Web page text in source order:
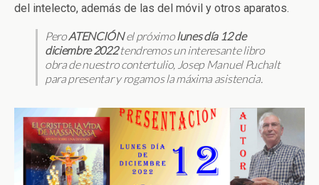
del intelecto, además de las del móvil y otros aparatos.
PeroATENCIÓNel próximolunes día 12 de
diciembre 2022tendremos un interesante libro
obra de nuestro contertulio, Josep Manuel Puchalt
para presentar y rogamos la máxima asistencia.